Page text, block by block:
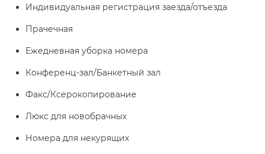
Индивидуальная регистрация заезда/отъезда
Прачечная
Ежедневная уборка номера
Конференц-зал/Банкетный зал
Факс/Ксерокопирование
Люкс для новобрачных
Номера для некурящих